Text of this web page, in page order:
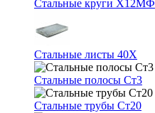
Стальные круги Х12МФ
Стальные листы 40Х
Стальные полосы Ст3
Стальные трубы Ст20